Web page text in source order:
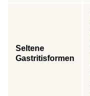
Seltene
Gastritisformen